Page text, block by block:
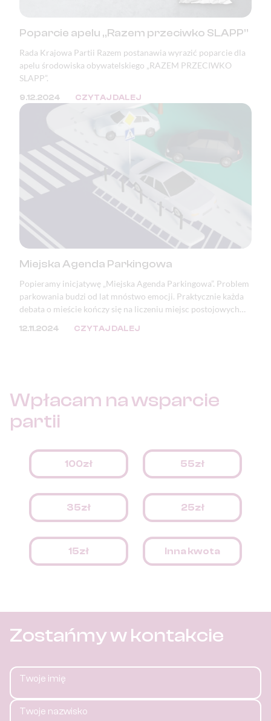
Poparcie apelu „Razem przeciwko SLAPP”
Rada Krajowa Partii Razem postanawia wyrazić poparcie dla
apelu środowiska obywatelskiego „RAZEM PRZECIWKO
SLAPP”.
9.12.2024 CZYTAJ DALEJ
Miejska Agenda Parkingowa
Popieramy inicjatywę „Miejska Agenda Parkingowa”. Problem
parkowania budzi od lat mnóstwo emocji. Praktycznie każda
debata o mieście kończy się na liczeniu miejsc postojowych
zdewastowaną zieleń. Mimo, że problem ten doskwiera
12.11.2024 CZYTAJ DALEJ
Wpłacam nawsparcie
partii
100zł 55zł
35zł 25zł
15zł Inna kwota
Zostańmy w kontakcie
Twoje imię
Twoje nazwisko